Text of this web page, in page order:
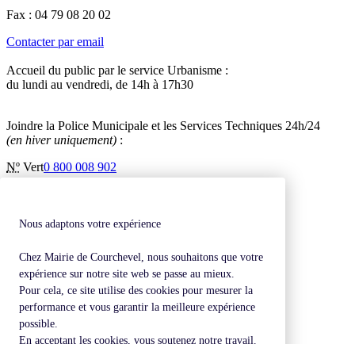
Nous adaptons votre expérience
Chez Mairie de Courchevel, nous souhaitons que votre
expérience sur notre site web se passe au mieux.
Pour cela, ce site utilise des cookies pour mesurer la
performance et vous garantir la meilleure expérience
possible.
En acceptant les cookies, vous soutenez notre travail.
Fax : 04 79 08 20 02
Contacter par email
Accueil du public par le service Urbanisme :
du lundi au vendredi, de 14h à 17h30
Joindre la Police Municipale et les Services Techniques 24h/24
(en hiver uniquement) :
Nº Vert0 800 008 902
Mentions légales
Revenir en haut de page